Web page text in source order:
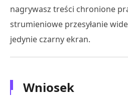
nagrywasz treści chronione
strumieniowe przesyłanie
jedynie czarny ekran.
Wniosek